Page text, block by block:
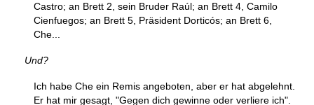
Castro; an Brett 2, sein Bruder Raúl; an Brett 4, Camilo
Cienfuegos; an Brett 5, Präsident Dorticós; an Brett 6,
Che...
Und?
Ich habe Che ein Remis angeboten, aber er hat abgelehnt.
Er hat mir gesagt, "Gegen dich gewinne oder verliere ich".